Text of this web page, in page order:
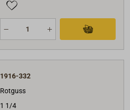
1916-332
Rotguss
1 1/4